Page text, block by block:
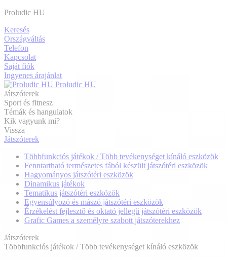
Proludic HU
Keresés
Országváltás
Telefon
Kapcsolat
Saját fiók
Ingyenes árajánlat
Proludic HU
Játszóterek
Sport és fitnesz
Témák és hangulatok
Kik vagyunk mi?
Vissza
Játszóterek
Többfunkciós játékok / Több tevékenységet kínáló eszközök
Fenntartható természetes fából készült játszótéri eszközök
Hagyományos játszótéri eszközök
Dinamikus játékok
Tematikus játszótéri eszközök
Egyensúlyozó és mászó játszótéri eszközök
Érzékelést fejlesztő és oktató jellegű játszótéri eszközök
Grafic Games a személyre szabott játszóterekhez
Játszóterek
Többfunkciós játékok / Több tevékenységet kínáló eszközök